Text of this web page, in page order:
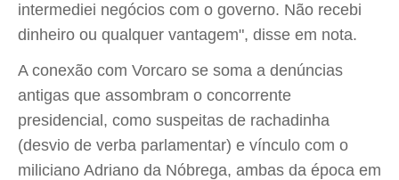
intermediei negócios com o governo. Não recebi
dinheiro ou qualquer vantagem", disse em nota.
A conexão com Vorcaro se soma a denúncias
antigas que assombram o concorrente
presidencial, como suspeitas de rachadinha
(desvio de verba parlamentar) e vínculo com o
miliciano Adriano da Nóbrega, ambas da época em